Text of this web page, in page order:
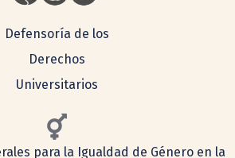
Defensoría de los
Derechos
Universitarios
para la Igualdad de Género en la